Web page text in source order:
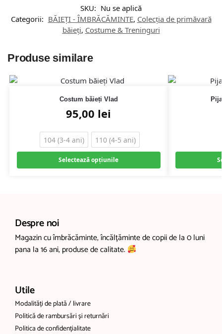
SKU: Nu se aplică
Categorii: BĂIEȚI - ÎMBRĂCĂMINTE, Colecția de primăvară
băieți, Costume & Treninguri
Produse similare
Costum băieți Vlad
95,00 lei
104 (3-4 ani) 110 (4-5 ani)
Selectează opțiunile
Despre noi
Magazin cu îmbrăcăminte, încălțăminte de copii de la 0 luni
pana la 16 ani, produse de calitate.
Utile
Modalități de plată / livrare
Politică de rambursări și returnări
Politica de confidențialitate